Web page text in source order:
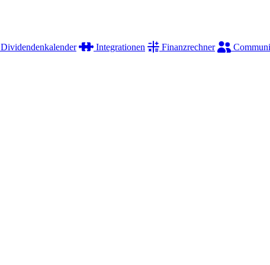
Dividendenkalender Integrationen Finanzrechner